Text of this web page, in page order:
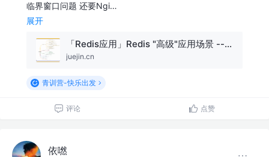
临界窗口问题 还要Ngi…
展开
「Redis应用」Redis "高级"应用场景 -- 限流、延时队列、幂等处理
juejin.cn
青训营-快乐出发
评论 点赞
依嘫